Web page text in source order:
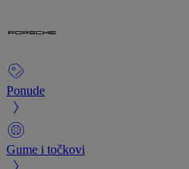
Ponude
Gume i točkovi